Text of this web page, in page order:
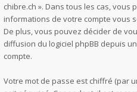
chibre.ch ». Dans tous les cas, vous
informations de votre compte vous
De plus, vous pouvez décider de
diffusion du logiciel phpBB depuis
compte.
Votre mot de passe est chiffré (par